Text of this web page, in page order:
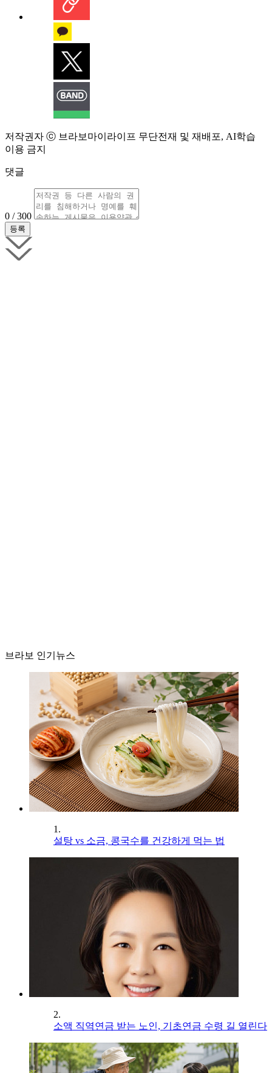
저작권자 ⓒ 브라보마이라이프 무단전재 및 재배포, AI학습
이용 금지
댓글
0 / 300
브라보 인기뉴스
1.
설탕 vs 소금, 콩국수를 건강하게 먹는 법
2.
소액 직역연금 받는 노인, 기초연금 수령 길 열린다